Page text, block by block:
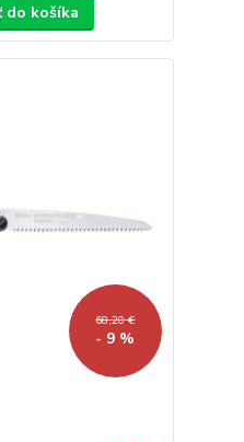
do košíka
68,20 €
- 9 %